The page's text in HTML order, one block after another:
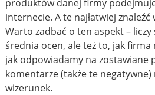
produktów danej firmy
internecie. A te najłatwiej znaleźć
Warto zadbać o ten aspekt –
średnia ocen, ale też to, jak firma
jak odpowiadamy na zostawiane
komentarze (także te
wizerunek.